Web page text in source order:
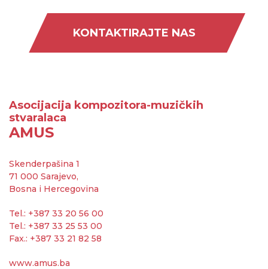
KONTAKTIRAJTE NAS
Asocijacija kompozitora-muzičkih
stvaralaca
AMUS
Skenderpašina 1
71 000 Sarajevo,
Bosna i Hercegovina
Tel.: +387 33 20 56 00
Tel.: +387 33 25 53 00
Fax.: +387 33 21 82 58
www.amus.ba